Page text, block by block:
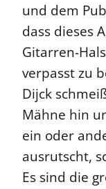
und dem
dass dieses
Gitarren-
verpasst zu
Dijck
Mähne hin
ein oder
ausrutscht,
Es sind die